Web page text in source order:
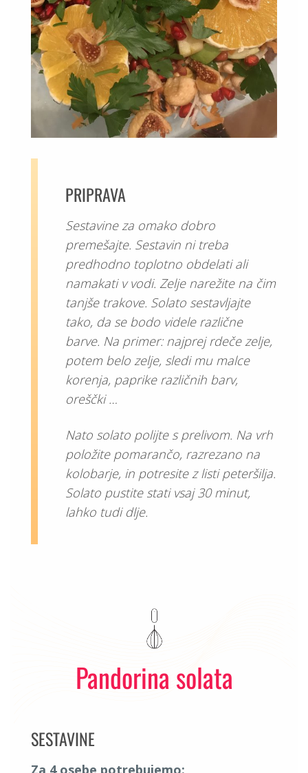
PRIPRAVA
Sestavine za omako dobro
premešajte. Sestavin ni treba
predhodno toplotno obdelati ali
namakati v vodi. Zelje narežite na čim
tanjše trakove. Solato sestavljajte
tako, da se bodo videle različne
barve. Na primer: najprej rdeče zelje,
potem belo zelje, sledi mu malce
korenja, paprike različnih barv,
oreščki …
Nato solato polijte s prelivom. Na vrh
položite pomarančo, razrezano na
kolobarje, in potresite z listi peteršilja.
Solato pustite stati vsaj 30 minut,
lahko tudi dlje.
Pandorina solata
SESTAVINE
Za 4 osebe potrebujemo: